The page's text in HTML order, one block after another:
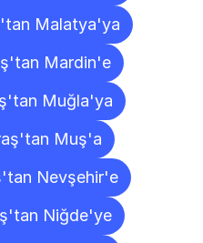
Malatya'ya
Mardin'e
Muğla'ya
Muş'a
Nevşehir'e
Niğde'ye